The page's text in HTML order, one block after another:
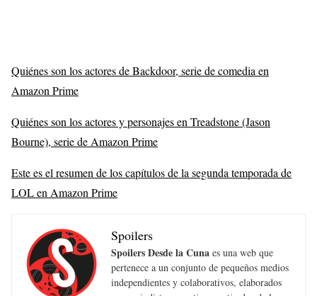
Quiénes son los actores de Backdoor, serie de comedia en
Amazon Prime
Quiénes son los actores y personajes en Treadstone (Jason
Bourne), serie de Amazon Prime
Este es el resumen de los capítulos de la segunda temporada de
LOL en Amazon Prime
Spoilers
Spoilers Desde la Cuna es una web que
pertenece a un conjunto de pequeños medios
independientes y colaborativos, elaborados